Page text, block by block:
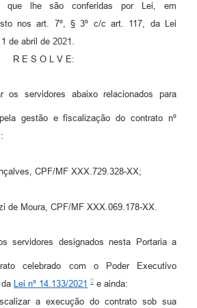
que lhe são conferidas por Lei, em
nos art. 7º, § 3º c/c art. 117, da Lei
de abril de 2021.
R E S O L V E:
os servidores abaixo relacionados para
gestão e fiscalização do contrato nº
CPF/MF XXX.729.328-XX;
de Moura, CPF/MF XXX.069.178-XX.
servidores designados nesta Portaria a
celebrado com o Poder Executivo
Lei nº 14.133/2021
e ainda:
a execução do contrato sob sua